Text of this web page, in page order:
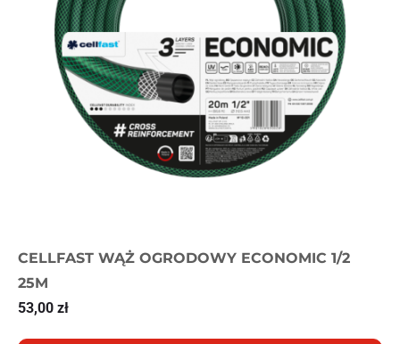
CELLFAST WĄŻ OGRODOWY ECONOMIC 1/2
25M
53,00 zł